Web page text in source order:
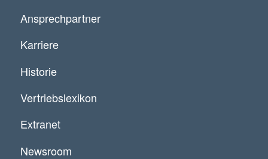
Ansprechpartner
Karriere
Historie
Vertriebslexikon
Extranet
Newsroom